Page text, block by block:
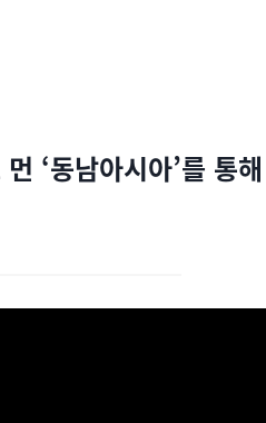
‘동남아시아’를 통